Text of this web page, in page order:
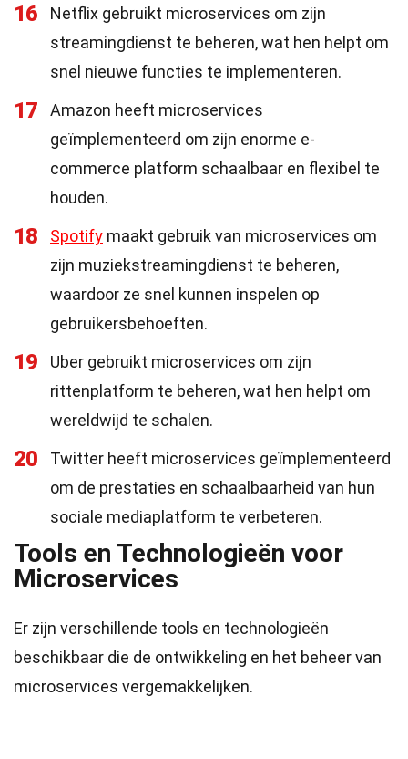
16
Netflix gebruikt microservices om zijn
streamingdienst te beheren, wat hen helpt om
snel nieuwe functies te implementeren.
17
Amazon heeft microservices
geïmplementeerd om zijn enorme e-
commerce platform schaalbaar en flexibel te
houden.
18 Spotify maakt gebruik van microservices om
zijn muziekstreamingdienst te beheren,
waardoor ze snel kunnen inspelen op
gebruikersbehoeften.
19
Uber gebruikt microservices om zijn
rittenplatform te beheren, wat hen helpt om
wereldwijd te schalen.
20
Twitter heeft microservices geïmplementeerd
om de prestaties en schaalbaarheid van hun
sociale mediaplatform te verbeteren.
Tools en Technologieën voor
Microservices
Er zijn verschillende tools en technologieën
beschikbaar die de ontwikkeling en het beheer van
microservices vergemakkelijken.